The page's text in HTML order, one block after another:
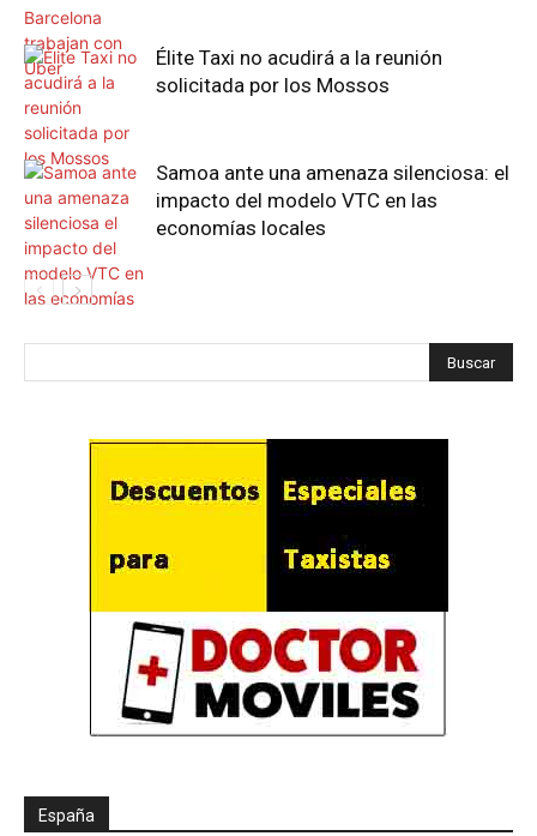
Élite Taxi no acudirá a la reunión
solicitada por los Mossos
Samoa ante una amenaza silenciosa: el
impacto del modelo VTC en las
economías locales
España